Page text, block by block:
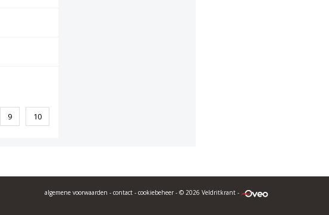
9 10
algemene voorwaarden - contact - cookiebeheer - © 2026 Veldritkrant -